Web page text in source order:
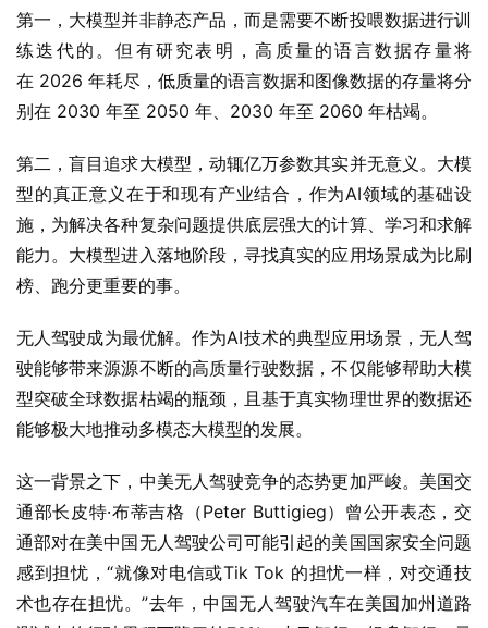
第一，大模型并非静态产品，而是需要不断投喂数据进行训
练迭代的。但有研究表明，高质量的语言数据存量将
在 2026 年耗尽，低质量的语言数据和图像数据的存量将分
别在 2030 年至 2050 年、2030 年至 2060 年枯竭。
第二，盲目追求大模型，动辄亿万参数其实并无意义。大模
型的真正意义在于和现有产业结合，作为AI领域的基础设
施，为解决各种复杂问题提供底层强大的计算、学习和求解
能力。大模型进入落地阶段，寻找真实的应用场景成为比刷
榜、跑分更重要的事。
无人驾驶成为最优解。作为AI技术的典型应用场景，无人驾
驶能够带来源源不断的高质量行驶数据，不仅能够帮助大模
型突破全球数据枯竭的瓶颈，且基于真实物理世界的数据还
能够极大地推动多模态大模型的发展。
这一背景之下，中美无人驾驶竞争的态势更加严峻。美国交
通部长皮特·布蒂吉格（Peter Buttigieg）曾公开表态，交
通部对在美中国无人驾驶公司可能引起的美国国家安全问题
感到担忧，“就像对电信或Tik Tok 的担忧一样，对交通技
术也存在担忧。”去年，中国无人驾驶汽车在美国加州道路